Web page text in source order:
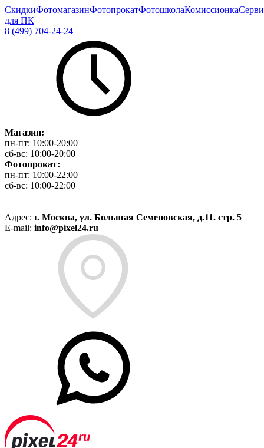
СкидкиФотомагазинФотопрокатФотошколаКомиссионка
для ПК
8 (499) 704-24-24
Магазин:
пн-пт: 10:00-20:00
сб-вс: 10:00-20:00
Фотопрокат:
пн-пт: 10:00-22:00
сб-вс: 10:00-22:00
Адрес: г. Москва, ул. Большая Семеновская, д.11. стр. 5
E-mail: info@pixel24.ru